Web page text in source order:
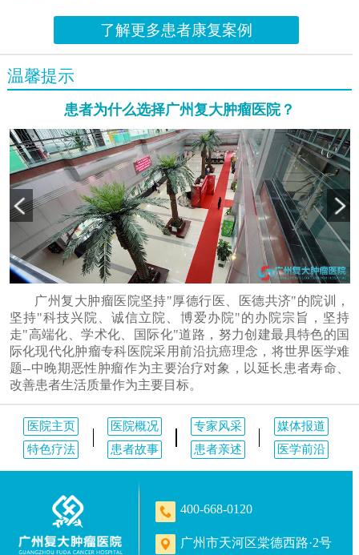
了解更多患者康复案例
温馨提示
患者为什么选择广州复大肿瘤医院？
广州复大肿瘤医院坚持"厚德行医、医德共济"的院训，
坚持"科技兴院、诚信立院、博爱办院"的办院宗旨，坚持
走"高端化、学术化、国际化"道路，努力创建最具特色的国
际化现代化肿瘤专科医院采用前沿抗癌理念，将世界医学难
题--中晚期恶性肿瘤作为主要治疗对象，以延长患者寿命、
改善患者生活质量作为主要目标。
医院主页 医院概况 专家风采
媒体报道
特色疗法
患者故事 患者亲述 医学前沿
400-668-0120
广州市天河区棠德西路·2号